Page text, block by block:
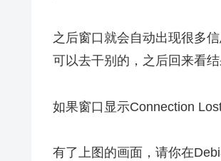
之后窗口就会自动出现很多
可以去干别的，之后回来看结
如果窗口显示Connection
有了上图的画面，请你在